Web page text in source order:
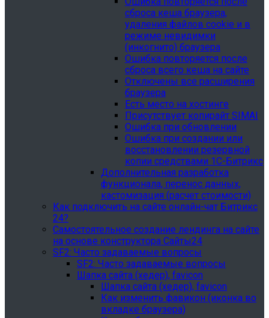
сброса кеша браузера,
удаления файлов cookie и в
режиме невидимки
(инкогнито) браузера
Ошибка повторяется после
сброса всего кеша на сайте
Отключены все расширения
браузера
Есть место на хостинге
Присутствует копирайт SIMAI
Ошибка при обновлении
Ошибка при создании или
восстановлении резервной
копии средствами 1С-Битрикс
Дополнительная разработка
функционала, перенос данных,
кастомизация (расчет стоимости)
Как подключить на сайте онлайн-чат Битрикс
24?
Самостоятельное создание лендинга на сайте
на основе конструктора Сайты24
SF2: Часто задаваемые вопросы
SF2: Часто задаваемые вопросы
Шапка сайта (хедер), favicon
Шапка сайта (хедер), favicon
Как изменить фавикон (иконка во
вкладке браузера)